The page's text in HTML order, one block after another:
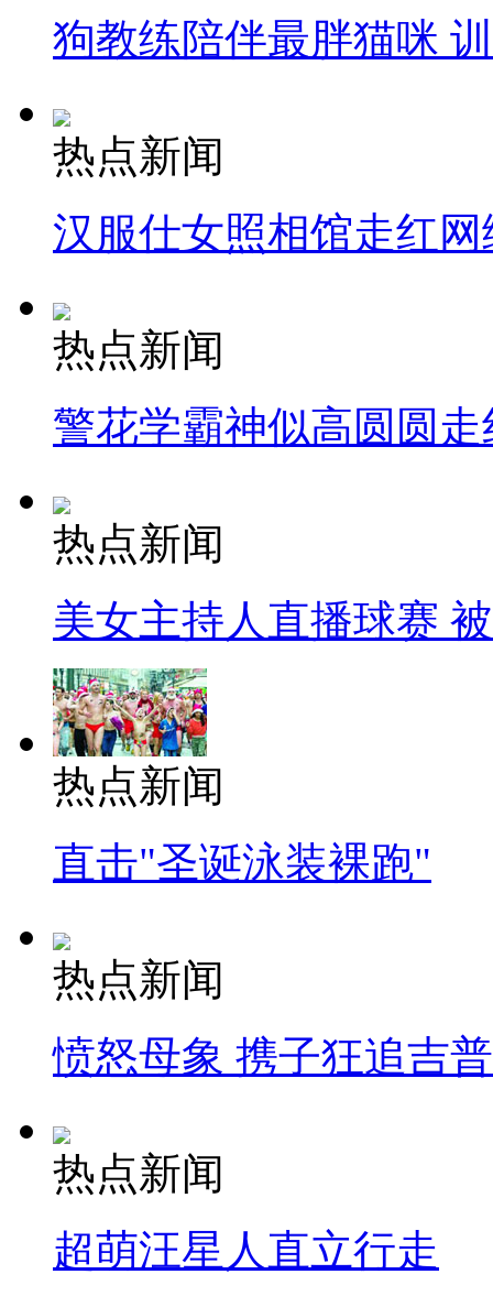
狗教练陪伴最胖猫咪
热点新闻
汉服仕女照相馆走红网
热点新闻
警花学霸神似高圆圆走
热点新闻
美女主持人直播球赛
热点新闻
直击"圣诞泳装裸跑"
热点新闻
愤怒母象 携子狂追吉
热点新闻
超萌汪星人直立行走